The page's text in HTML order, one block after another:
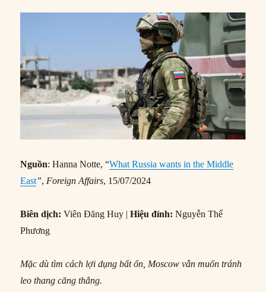
Nguồn: Hanna Notte, “What Russia wants in the Middle
East”,Foreign Affairs, 15/07/2024
Biên dịch: Viên Đăng Huy |Hiệu đính: Nguyễn Thế
Phương
Mặc dù tìm cách lợi dụng bất ổn, Moscow vẫn muốn tránh
leo thang căng thẳng.